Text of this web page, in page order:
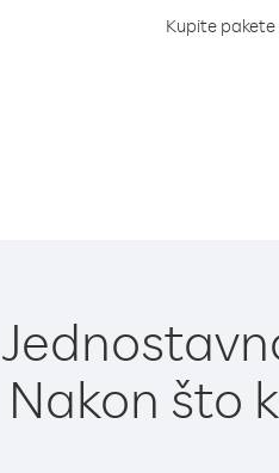
Kupite
Nakon što